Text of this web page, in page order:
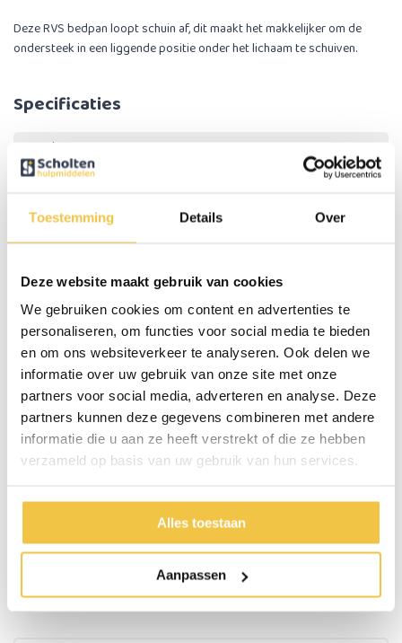
Toestemming Details Over
Deze website maakt gebruik van cookies
We gebruiken cookies om content en advertenties te
personaliseren, om functies voor social media te bieden
en om ons websiteverkeer te analyseren. Ook delen we
informatie over uw gebruik van onze site met onze
partners voor social media, adverteren en analyse. Deze
partners kunnen deze gegevens combineren met andere
informatie die u aan ze heeft verstrekt of die ze hebben
verzameld op basis van uw gebruik van hun services.
Alles toestaan
Aanpassen
Deze RVS bedpan loopt schuin af, dit maakt het makkelijker om de
ondersteek in een liggende positie onder het lichaam te schuiven.
Specificaties
Breedte
24 cm
Hoogte
7 cm
Inhoud
Materiaal
Roestvrijstaal
Persoonlijk advies
Start chat
Persoonlijkadviesop maat